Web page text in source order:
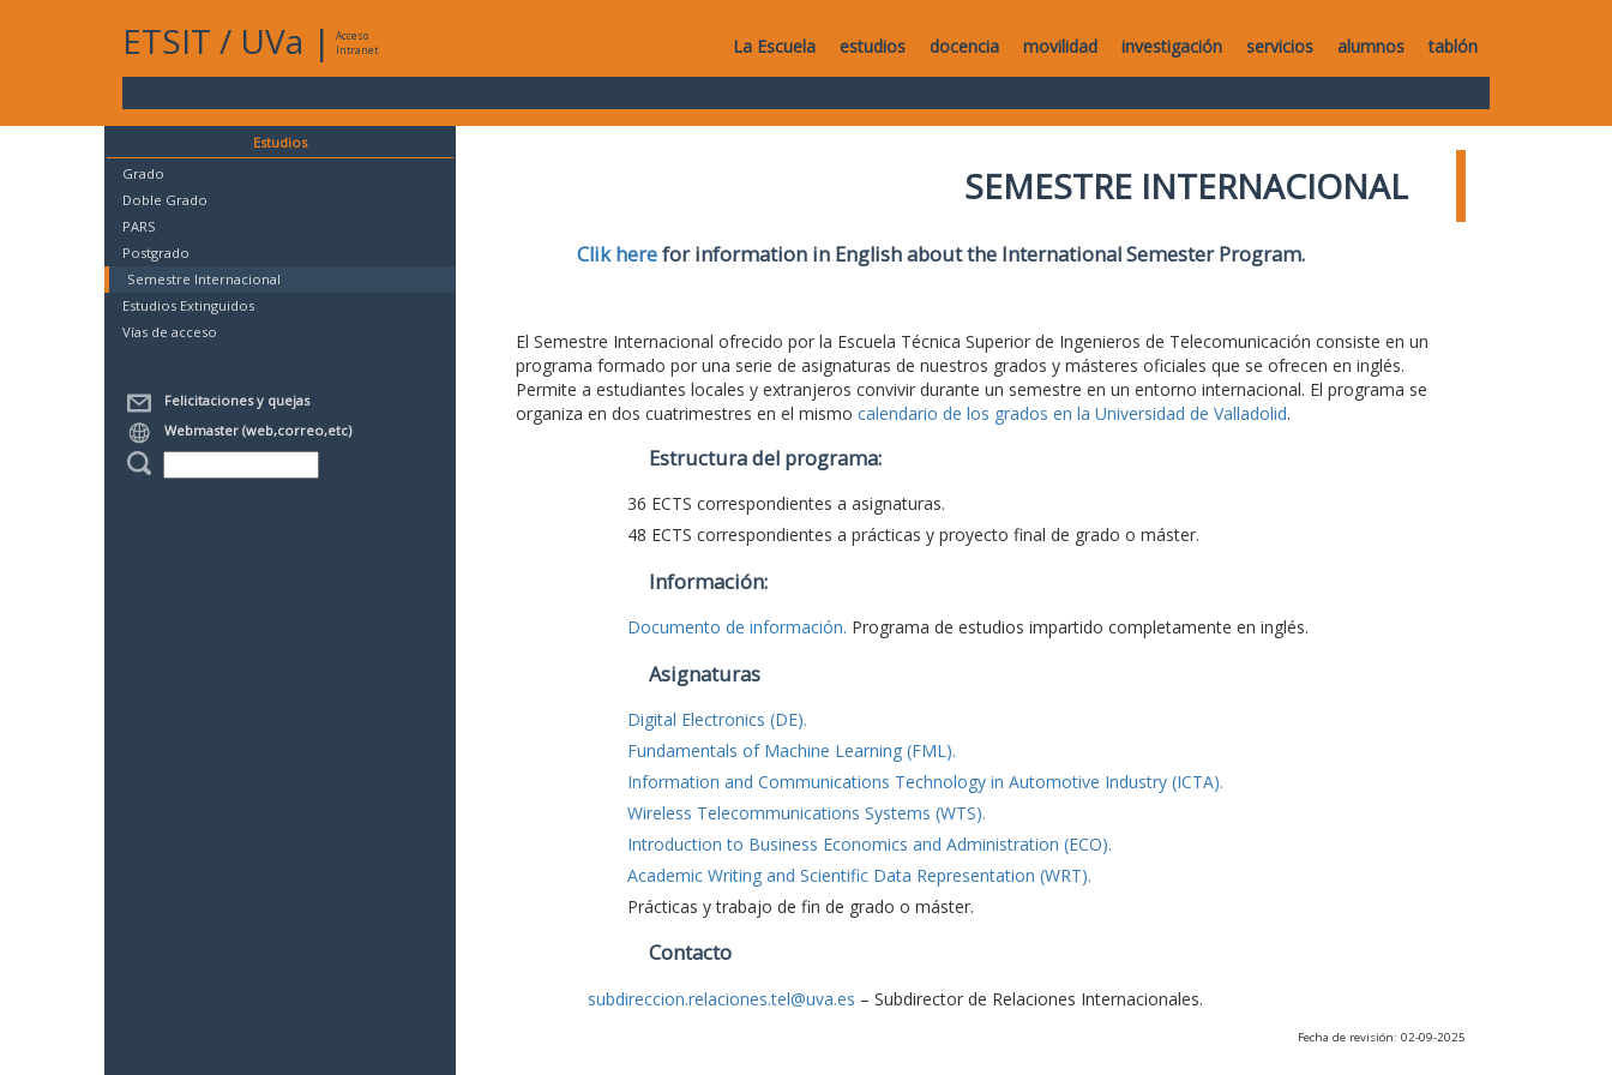
ETSIT / UVa |
Acceso
Intranet
La Escuela estudios docencia movilidad investigación servicios alumnos tablón
Estudios
Grado
Doble Grado
PARS
Postgrado
Semestre Internacional
Estudios Extinguidos
Vías de acceso
Felicitaciones y quejas
Webmaster (web,correo,etc)
SEMESTRE INTERNACIONAL
Clik herefor information in English about the International Semester Program.
El Semestre Internacional ofrecido por la Escuela Técnica Superior de Ingenieros de Telecomunicación consiste en un
programa formado por una serie de asignaturas de nuestros grados y másteres oficiales que se ofrecen en inglés.
Permite a estudiantes locales y extranjeros convivir durante un semestre en un entorno internacional. El programa se
organiza en dos cuatrimestres en el mismo calendario de los grados en la Universidad de Valladolid.
Estructura del programa:
36 ECTS correspondientes a asignaturas.
48 ECTS correspondientes a prácticas y proyecto final de grado o máster.
Información:
Documento de información. Programa de estudios impartido completamente en inglés.
Asignaturas
Digital Electronics (DE).
Fundamentals of Machine Learning (FML).
Information and Communications Technology in Automotive Industry (ICTA).
Wireless Telecommunications Systems (WTS).
Introduction to Business Economics and Administration (ECO).
Academic Writing and Scientific Data Representation (WRT).
Prácticas y trabajo de fin de grado o máster.
Contacto
subdireccion.relaciones.tel@uva.es – Subdirector de Relaciones Internacionales.
Fecha de revisión: 02-09-2025